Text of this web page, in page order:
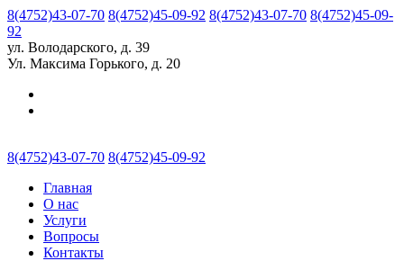
8(4752)43-07-70 8(4752)45-09-92 8(4752)43-07-70 8(4752)45-09-
92
ул. Володарского, д. 39
Ул. Максима Горького, д. 20
8(4752)43-07-70 8(4752)45-09-92
Главная
О нас
Услуги
Вопросы
Контакты